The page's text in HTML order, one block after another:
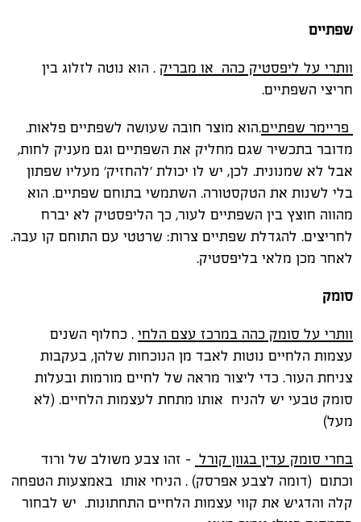
שפתיים
וותרי על ליפסטיק כהה או מבריק . הוא נוטה לזלוג בין
חריצי השפתיים.
פריימר שפתיים.הוא מוצר חובה שעושה לשפתיים פלאות.
מדובר בתכשיר שגם מחליק את השפתיים וגם מעניק לחות,
אבל לא שמנונית. לכן, יש לו יכולת 'להחזיק' מעליו שפתון
בלי לשנות את הטקסטורה. השתמשי בתוחם שפתיים. הוא
מהווה חוצץ בין השפתיים לעור, כך הליפסטיק לא יברח
לחריצים. להגדלת שפתיים צרות: שרטטי עם התוחם קו עבה.
לאחר מכן מלאי בליפסטיק.
סומק
וותרי על סומק כהה במרכז עצם הלחי . כחלוף השנים
עצמות הלחיים נוטות לאבד מן הנוכחות שלהן, בעקבות
צניחת העור. כדי ליצור מראה של לחיים מורמות ובעלות
סומק טבעי יש להניח אותו מתחת לעצמות הלחיים. (לא
מעל)
בחרי סומק עדין בגוון קורל - זהו צבע משולב של ורוד
וכתום (דומה לצבע אפרסק) . הניחי אותו באמצעות הטפחה
קלה והדגיש את קווי עצמות הלחיים התחתונות. יש לבחור